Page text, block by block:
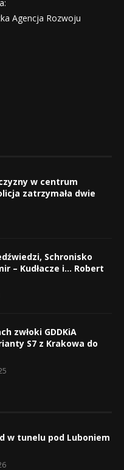
Agencja Rozwoju
w centrum
zatrzymała dwie
Schronisko
– Kudłacze i… Robert
zwłoki GDDKiA
S7 z Krakowa do
w tunelu pod Luboniem